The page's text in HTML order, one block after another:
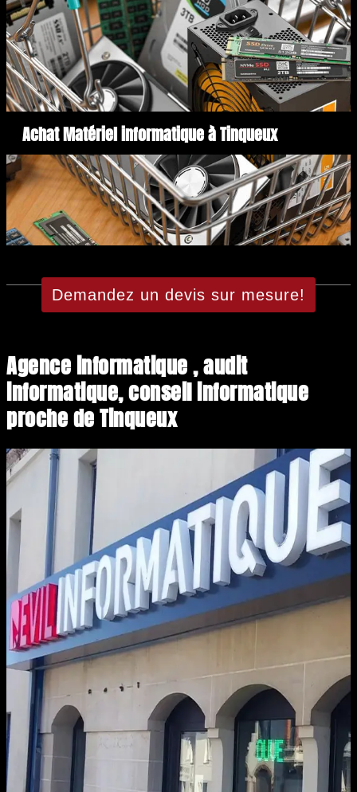
Achat Matériel informatique à Tinqueux
Demandez un devis sur mesure!
Agence informatique , audit
informatique, conseil informatique
proche de Tinqueux